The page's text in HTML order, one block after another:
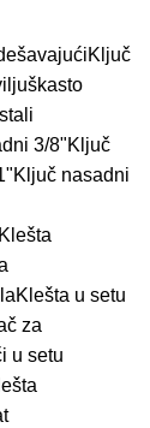
Ključ
3/8"Ključ
Ključ nasadni
Klešta
Klešta u setu
za
u setu